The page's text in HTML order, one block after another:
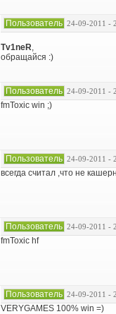
Пользователь 24-09-2011 -
Tv1neR,
обращайся :)
Пользователь 24-09-2011 -
fmToxic win ;)
Пользователь 24-09-2011 -
всегда считал ,что не
Пользователь 24-09-2011 -
fmToxic hf
Пользователь 24-09-2011 -
VERYGAMES 100% win =)